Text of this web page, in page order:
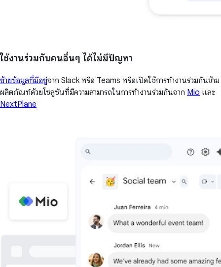
ใช้งานร่วมกับคนอื่นๆ ได้ไม่มีปัญหา
ย้ายข้อมูลที่มีอยู่จาก Slack หรือ Teams หรือเปิดใช้การทำงานร่วมกันข้าม
ผลิตภัณฑ์ด้วยโซลูชันที่มีความสามารถในการทำงานร่วมกันจาก Mio และ
NextPlane